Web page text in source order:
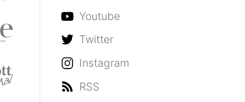
Youtube
Twitter
Instagram
RSS